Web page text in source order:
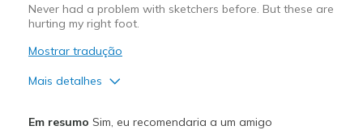
Never had a problem with sketchers before. But these are
hurting my right foot.
Mostrar tradução
Mais detalhes
Em resumo Sim, eu recomendaria a um amigo